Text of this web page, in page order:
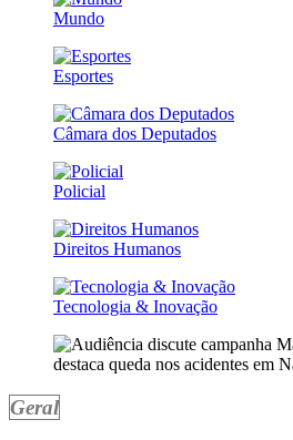
Mundo
Esportes
Câmara dos Deputados
Policial
Direitos Humanos
Tecnologia & Inovação
Geral